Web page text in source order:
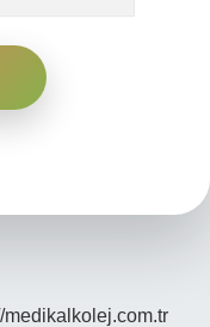
medikalkolej.com.tr